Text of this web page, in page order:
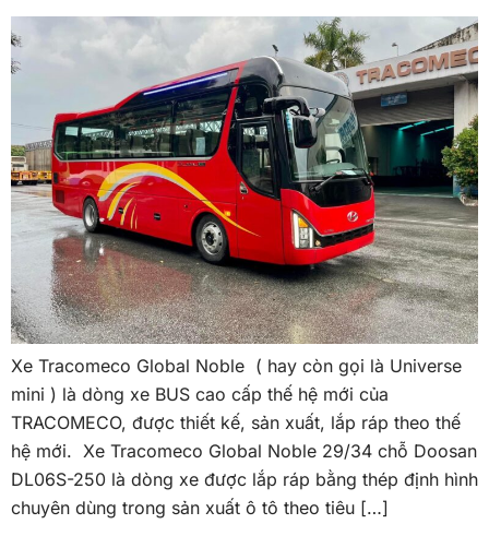
Xe Tracomeco Global Noble ( hay còn gọi là Universe
mini ) là dòng xe BUS cao cấp thế hệ mới của
TRACOMECO, được thiết kế, sản xuất, lắp ráp theo thế
hệ mới. Xe Tracomeco Global Noble 29/34 chỗ Doosan
DL06S-250 là dòng xe được lắp ráp bằng thép định hình
chuyên dùng trong sản xuất ô tô theo tiêu […]